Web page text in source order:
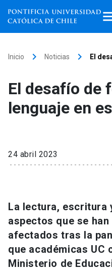
Facultades, escuelas e
institutos
Internacionalización
Vinculación
Universidad
Información para
Inicio keyboard_arrow_right Noticias keyboard_arrow_right El
El desafío de
lenguaje en
24 abril 2023
La lectura, escritura
aspectos que se
afectados tras la
que académicas UC
Ministerio de